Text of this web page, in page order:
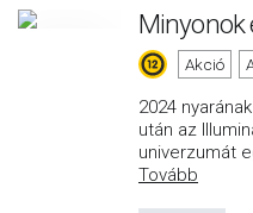
Minyonok
Akció
2024
után az
univerzumát
Tovább